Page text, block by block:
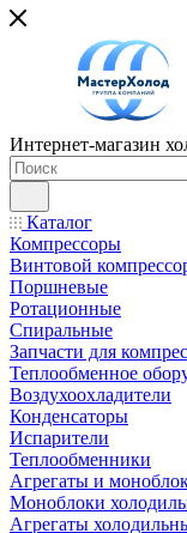
Интернет-магазин
Каталог
Компрессоры
Винтовой
Поршневые
Ротационные
Спиральные
Запчасти для
Теплообменное
Воздухоохладители
Конденсаторы
Испарители
Теплообменники
Агрегаты и
Моноблоки
Агрегаты